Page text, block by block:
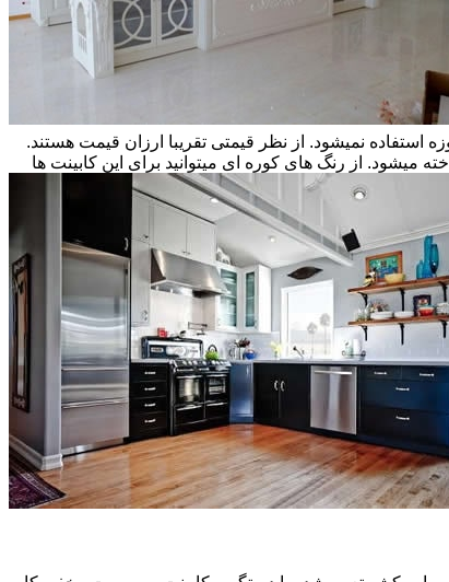
استفاده نمیشود. از نظر قیمتی تقریبا ارزان قیمت هستند.
میشود. از رنگ های کوره ای میتوانید برای این کابینت ها